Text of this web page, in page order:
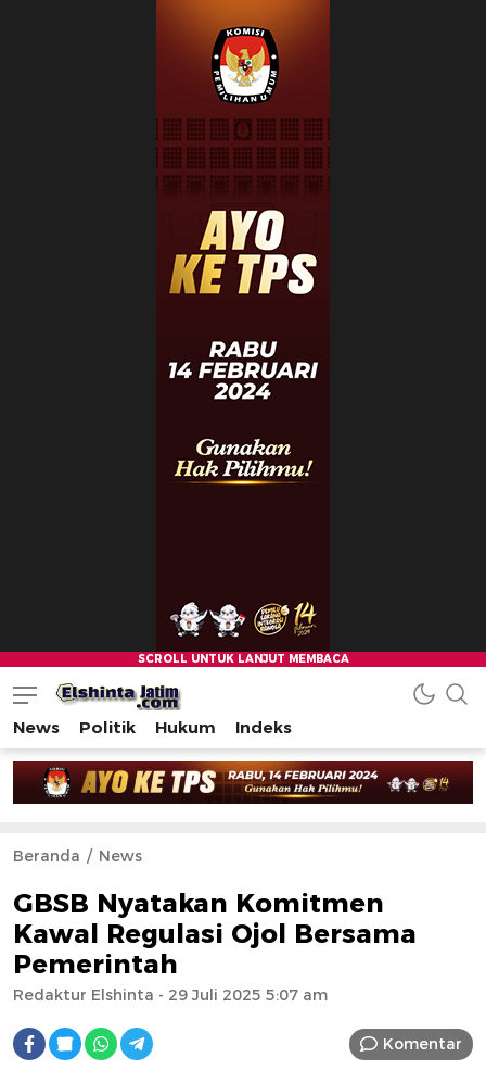
News Politik Hukum Indeks
Beranda News
GBSB Nyatakan Komitmen
Kawal Regulasi Ojol Bersama
Pemerintah
Redaktur Elshinta - 29 Juli 2025 5:07 am
Komentar